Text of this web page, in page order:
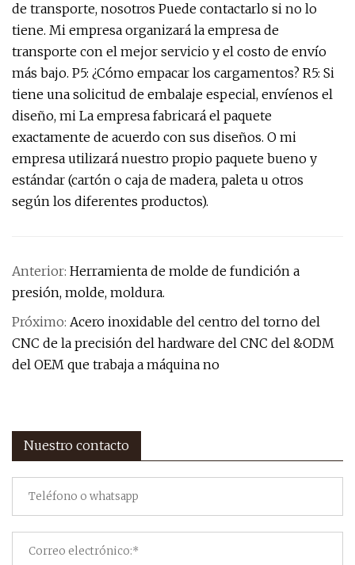
de transporte, nosotros Puede contactarlo si no lo
tiene. Mi empresa organizará la empresa de
transporte con el mejor servicio y el costo de envío
más bajo. P5: ¿Cómo empacar los cargamentos? R5: Si
tiene una solicitud de embalaje especial, envíenos el
diseño, mi La empresa fabricará el paquete
exactamente de acuerdo con sus diseños. O mi
empresa utilizará nuestro propio paquete bueno y
estándar (cartón o caja de madera, paleta u otros
según los diferentes productos).
Anterior: Herramienta de molde de fundición a
presión, molde, moldura.
Próximo: Acero inoxidable del centro del torno del
CNC de la precisión del hardware del CNC del &ODM
del OEM que trabaja a máquina no
Nuestro contacto